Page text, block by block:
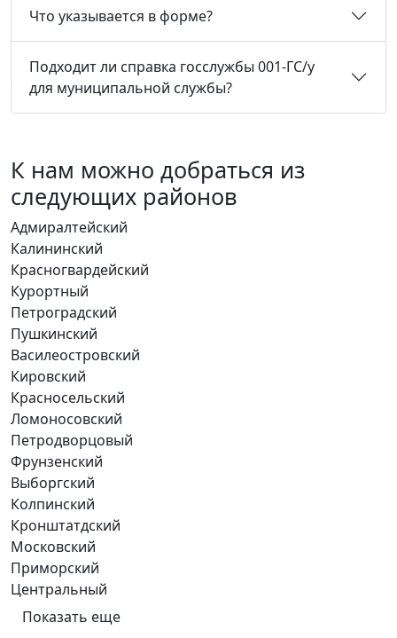
Что указывается в форме?
Подходит ли справка госслужбы 001-ГС/у
для муниципальной службы?
К нам можно добраться из
следующих районов
Адмиралтейский
Калининский
Красногвардейский
Курортный
Петроградский
Пушкинский
Василеостровский
Кировский
Красносельский
Ломоносовский
Петродворцовый
Фрунзенский
Выборгский
Колпинский
Кронштатдский
Московский
Приморский
Центральный
Показать еще